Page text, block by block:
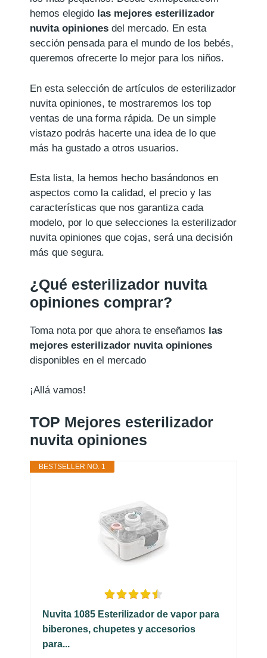
hemos elegido las mejores esterilizador
nuvita opiniones del mercado. En esta
sección pensada para el mundo de los bebés,
queremos ofrecerte lo mejor para los niños.
En esta selección de artículos de esterilizador
nuvita opiniones, te mostraremos los top
ventas de una forma rápida. De un simple
vistazo podrás hacerte una idea de lo que
más ha gustado a otros usuarios.
Esta lista, la hemos hecho basándonos en
aspectos como la calidad, el precio y las
características que nos garantiza cada
modelo, por lo que selecciones la esterilizador
nuvita opiniones que cojas, será una decisión
más que segura.
¿Qué esterilizador nuvita
opiniones comprar?
Toma nota por que ahora te enseñamos las
mejores esterilizador nuvita opiniones
disponibles en el mercado
¡Allá vamos!
TOP Mejores esterilizador
nuvita opiniones
BESTSELLER NO. 1
Nuvita 1085 Esterilizador de vapor para
biberones, chupetes y accesorios
para...